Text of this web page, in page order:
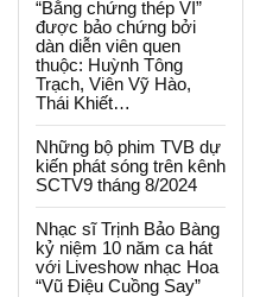
“Bằng chứng thép VI”
được bảo chứng bởi
dàn diễn viên quen
thuộc: Huỳnh Tông
Trạch, Viên Vỹ Hào,
Thái Khiết…
Những bộ phim TVB dự
kiến phát sóng trên kênh
SCTV9 tháng 8/2024
Nhạc sĩ Trịnh Bảo Bàng
kỷ niệm 10 năm ca hát
với Liveshow nhạc Hoa
“Vũ Điệu Cuồng Say”